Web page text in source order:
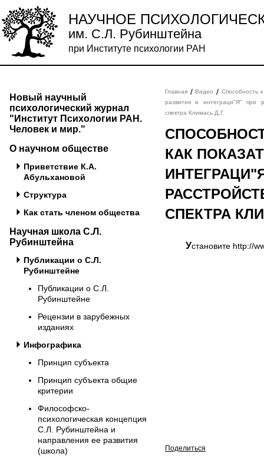
НАУЧНОЕ
им. С.Л. Рубинштейна
при Институте психологии РАН
Новый научный
психологический журнал
"Институт Психологии РАН.
Человек и мир."
О научном обществе
Приветствие К.А.
Абульхановой
Структура
Как стать членом общества
Научная школа С.Л.
Рубинштейна
Публикации о С.Л.
Рубинштейне
Публикации о С.Л.
Рубинштейне
Рецензии в зарубежных
изданиях
Инфографика
Принцип субъекта
Принцип субъекта общие
критерии
Философско-
психологическая концепция
С.Л. Рубинштейна и
направления ее развития
(школа)
Главная / Видео / Способность
развития и интеграци"Я" при
спектра Климась Д.Г.
КАК
СПЕКТРА
Установите http://
Поделиться